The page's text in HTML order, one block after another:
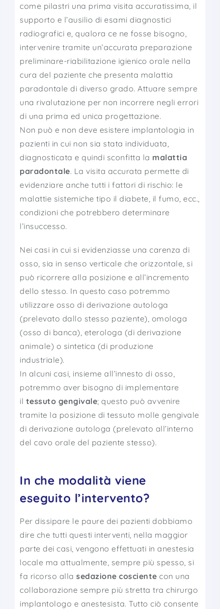
come pilastri una prima visita accuratissima, il
supporto e l’ausilio di esami diagnostici
radiografici e, qualora ce ne fosse bisogno,
intervenire tramite un’accurata preparazione
preliminare-riabilitazione igienico orale nella
cura del paziente che presenta malattia
paradontale di diverso grado. Attuare sempre
una rivalutazione per non incorrere negli errori
di una prima ed unica progettazione.
Non può e non deve esistere implantologia in
pazienti in cui non sia stata individuata,
diagnosticata e quindi sconfitta la malattia
paradontale. La visita accurata permette di
evidenziare anche tutti i fattori di rischio: le
malattie sistemiche tipo il diabete, il fumo, ecc.,
condizioni che potrebbero determinare
l’insuccesso.
Nei casi in cui si evidenziasse una carenza di
osso, sia in senso verticale che orizzontale, si
può ricorrere alla posizione e all’incremento
dello stesso. In questo caso potremmo
utilizzare osso di derivazione autologa
(prelevato dallo stesso paziente), omologa
(osso di banca), eterologa (di derivazione
animale) o sintetica (di produzione
industriale).
In alcuni casi, insieme all’innesto di osso,
potremmo aver bisogno di implementare
il tessuto gengivale; questo può avvenire
tramite la posizione di tessuto molle gengivale
di derivazione autologa (prelevato all’interno
del cavo orale del paziente stesso).
In che modalità viene
eseguito l’intervento?
Per dissipare le paure dei pazienti dobbiamo
dire che tutti questi interventi, nella maggior
parte dei casi, vengono effettuati in anestesia
locale ma attualmente, sempre più spesso, si
fa ricorso alla sedazione cosciente con una
collaborazione sempre più stretta tra chirurgo
implantologo e anestesista. Tutto ciò consente